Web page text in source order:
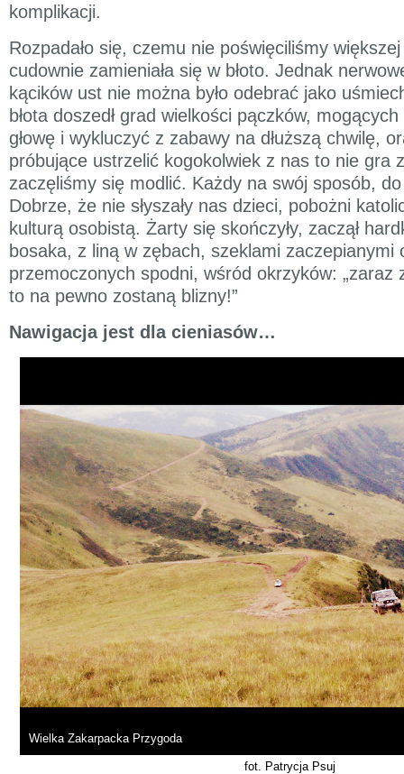
komplikacji.
Rozpadało się, czemu nie poświęciliśmy
cudownie zamieniała się w błoto. Jednak
kącików ust nie można było odebrać jako
błota doszedł grad wielkości pączków,
głowę i wykluczyć z zabawy na dłuższą chwilę,
próbujące ustrzelić kogokolwiek z nas to nie gra
zaczęliśmy się modlić. Każdy na swój sposób,
Dobrze, że nie słyszały nas dzieci, pobożni
kulturą osobistą. Żarty się skończyły, zaczął
bosaka, z liną w zębach, szeklami zaczepianymi
przemoczonych spodni, wśród okrzyków: „zaraz
to na pewno zostaną blizny!”
Nawigacja jest dla cieniasów…
Wielka Zakarpacka Przygoda
fot. Patrycja Psuj